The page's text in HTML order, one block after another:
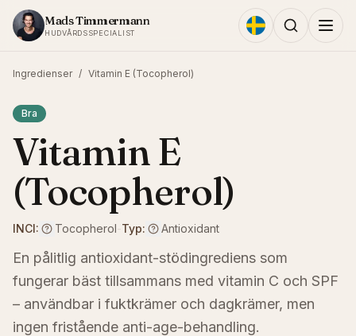
Hoppa till innehållet
Mads Timmermann
HUDVÅRDSSPECIALIST
Ingredienser / Vitamin E (Tocopherol)
Bra
Vitamin E
(Tocopherol)
INCI: Tocopherol-Typ: Antioxidant
En pålitlig antioxidant-stödingrediens som
fungerar bäst tillsammans med vitamin C och SPF
– användbar i fuktkrämer och dagkrämer, men
ingen fristående anti-age-behandling.